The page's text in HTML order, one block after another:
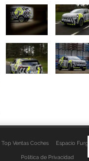
Top Ventas Coches Espacio Furgo
Política de Privacidad